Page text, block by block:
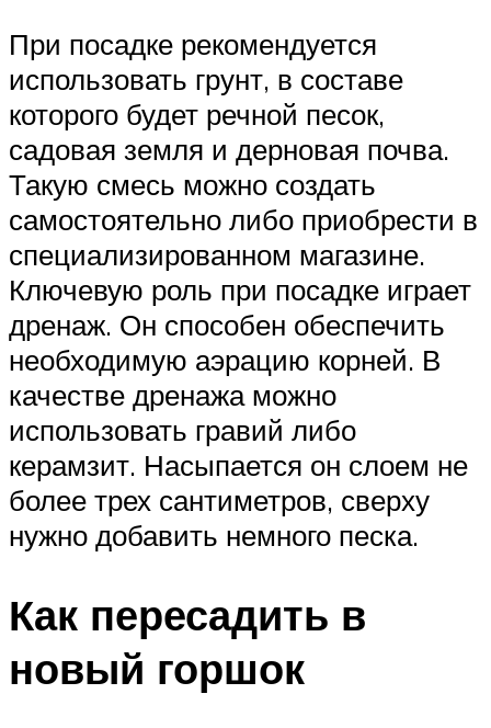
При посадке рекомендуется
использовать грунт, в составе
которого будет речной песок,
садовая земля и дерновая почва.
Такую смесь можно создать
самостоятельно либо приобрести в
специализированном магазине.
Ключевую роль при посадке играет
дренаж. Он способен обеспечить
необходимую аэрацию корней. В
качестве дренажа можно
использовать гравий либо
керамзит. Насыпается он слоем не
более трех сантиметров, сверху
нужно добавить немного песка.
Как пересадить в
новый горшок